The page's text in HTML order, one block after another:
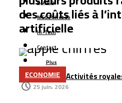
Casablanca : l’aéroport
Cap Holding renforce sa
l’agroalimentaire avec
Les ventes de voitures
Maroc, portées par les
marques chinoises
بالعربية
MCG24 Hebdo
Hi-Tech
Contact
Plus
Activités
des coûts liés à
artificielle
ECONOMIE
25 juin، 2026